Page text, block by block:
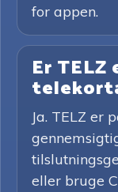
for appen.
Er TELZ
Ja. TELZ er
eller bruge